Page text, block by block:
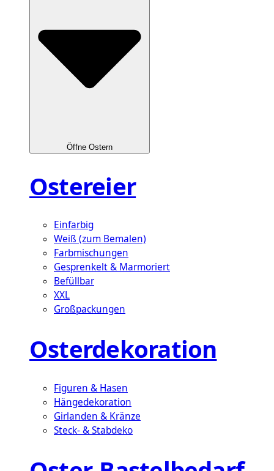
Öffne Ostern
Ostereier
Einfarbig
Weiß (zum Bemalen)
Farbmischungen
Gesprenkelt & Marmoriert
Befüllbar
XXL
Großpackungen
Osterdekoration
Figuren & Hasen
Hängedekoration
Girlanden & Kränze
Steck- & Stabdeko